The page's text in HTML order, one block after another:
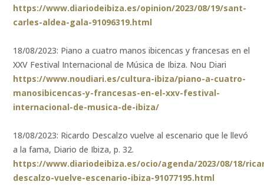
https://www.diariodeibiza.es/opinion/2023/08/19/sant-
carles-aldea-gala-91096319.html
18/08/2023: Piano a cuatro manos ibicencas y francesas en el
XXV Festival Internacional de Música de Ibiza. Nou Diari
https://www.noudiari.es/cultura-ibiza/piano-a-cuatro-
manosibicencas-y-francesas-en-el-xxv-festival-
internacional-de-musica-de-ibiza/
18/08/2023: Ricardo Descalzo vuelve al escenario que le llevó
a la fama, Diario de Ibiza, p. 32.
https://www.diariodeibiza.es/ocio/agenda/2023/08/18/
descalzo-vuelve-escenario-ibiza-91077195.html